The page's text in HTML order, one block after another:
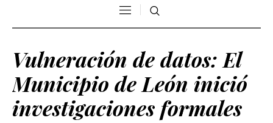
Vulneración de datos: El
Municipio de León inició
investigaciones formales